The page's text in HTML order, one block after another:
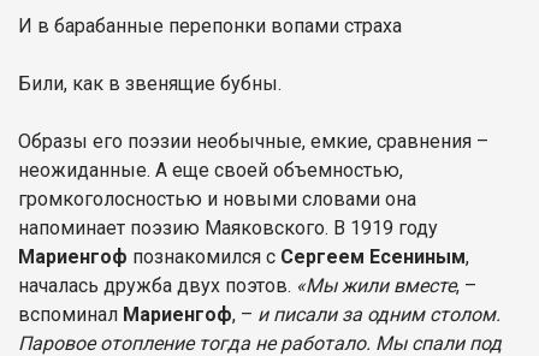
И в барабанные перепонки вопами страха
Били, как в звенящие бубны.
Образы его поэзии необычные, емкие, сравнения –
неожиданные. А еще своей объемностью,
громкоголосностью и новыми словами она
напоминает поэзию Маяковского. В 1919 году
Мариенгоф познакомился с Сергеем Есениным,
началась дружба двух поэтов. «Мы жили вместе, –
вспоминал Мариенгоф, – и писали за одним столом.
Паровое отопление тогда не работало. Мы спали под